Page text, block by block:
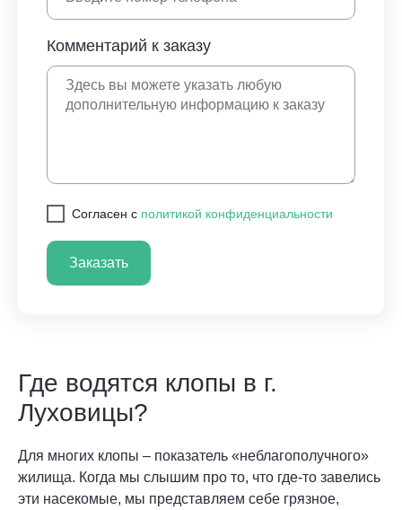
Комментарий к заказу
Cогласен с политикой конфиденциальности
Заказать
Где водятся клопы в г.
Луховицы?
Для многих клопы – показатель «неблагополучного»
жилища. Когда мы слышим про то, что где-то завелись
эти насекомые, мы представляем себе грязное,